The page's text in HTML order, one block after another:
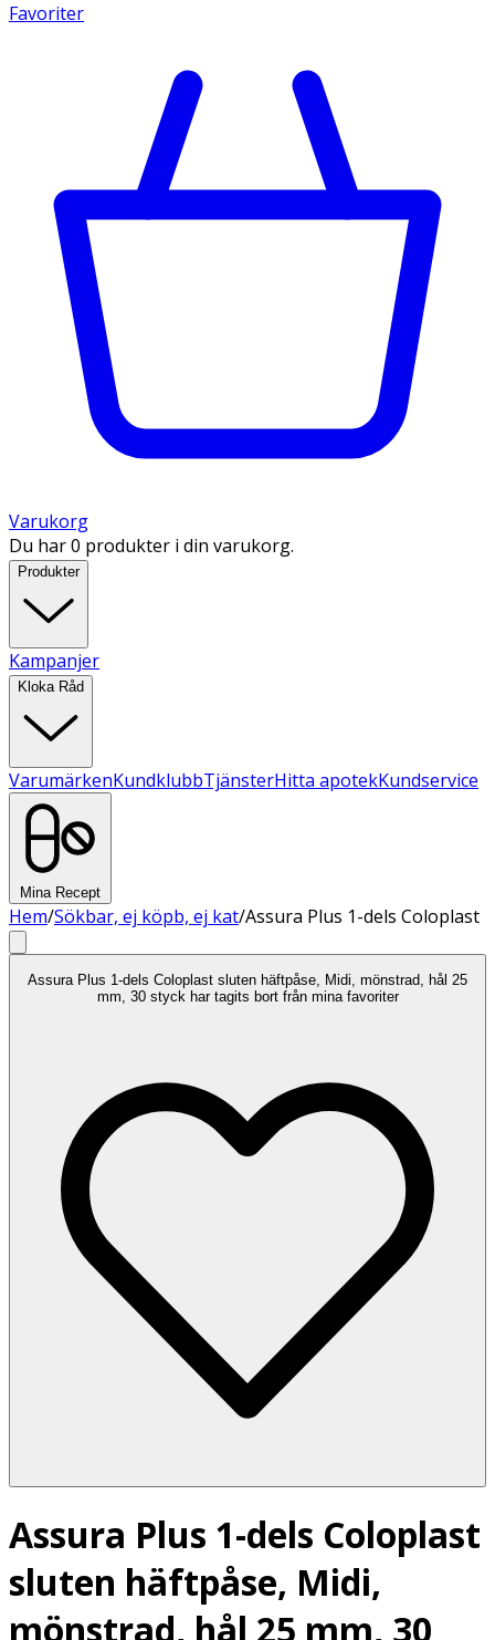
Favoriter
Varukorg
Du har 0 produkter i din varukorg.
Produkter
Kampanjer
Kloka Råd
VarumärkenKundklubbTjänsterHitta apotekKundservice
Mina Recept
Hem/Sökbar, ej köpb, ej kat/Assura Plus 1-dels Coloplast
Assura Plus 1-dels Coloplast sluten häftpåse, Midi, mönstrad, hål 25
mm, 30 styck har tagits bort från mina favoriter
Assura Plus 1-dels Coloplast
sluten häftpåse, Midi,
mönstrad, hål 25 mm, 30